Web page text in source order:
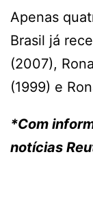
Apenas
Brasil já
(2007),
(1999) e
*Com
notícias